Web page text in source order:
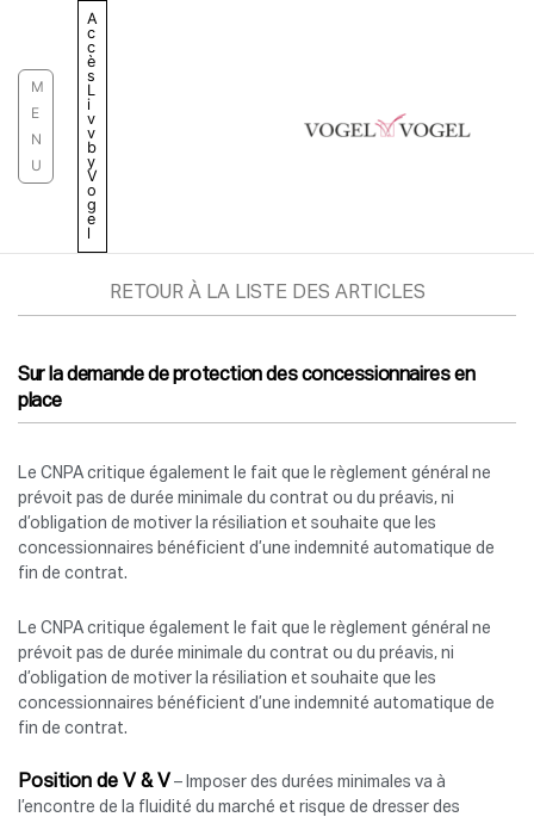
M
E
N
U
A
c
c
è
s
L
i
v
v
b
y
V
o
g
e
l
RETOUR À LA LISTE DES ARTICLES
Sur la demande de protection des concessionnaires en
place
Le CNPA critique également le fait que le règlement général ne
prévoit pas de durée minimale du contrat ou du préavis, ni
d’obligation de motiver la résiliation et souhaite que les
concessionnaires bénéficient d’une indemnité automatique de
fin de contrat.
Le CNPA critique également le fait que le règlement général ne
prévoit pas de durée minimale du contrat ou du préavis, ni
d’obligation de motiver la résiliation et souhaite que les
concessionnaires bénéficient d’une indemnité automatique de
fin de contrat.
Position de V & V – Imposer des durées minimales va à
l’encontre de la fluidité du marché et risque de dresser des